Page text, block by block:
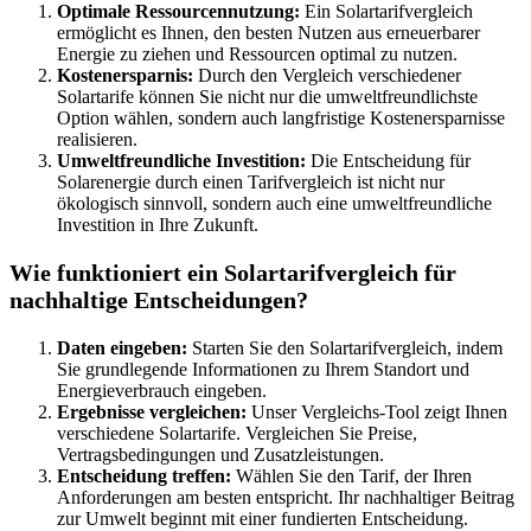
Optimale Ressourcennutzung: Ein Solartarifvergleich
ermöglicht es Ihnen, den besten Nutzen aus erneuerbarer
Energie zu ziehen und Ressourcen optimal zu nutzen.
Kostenersparnis: Durch den Vergleich verschiedener
Solartarife können Sie nicht nur die umweltfreundlichste
Option wählen, sondern auch langfristige Kostenersparnisse
realisieren.
Umweltfreundliche Investition: Die Entscheidung für
Solarenergie durch einen Tarifvergleich ist nicht nur
ökologisch sinnvoll, sondern auch eine umweltfreundliche
Investition in Ihre Zukunft.
Wie funktioniert ein Solartarifvergleich für
nachhaltige Entscheidungen?
Daten eingeben: Starten Sie den Solartarifvergleich, indem
Sie grundlegende Informationen zu Ihrem Standort und
Energieverbrauch eingeben.
Ergebnisse vergleichen: Unser Vergleichs-Tool zeigt Ihnen
verschiedene Solartarife. Vergleichen Sie Preise,
Vertragsbedingungen und Zusatzleistungen.
Entscheidung treffen: Wählen Sie den Tarif, der Ihren
Anforderungen am besten entspricht. Ihr nachhaltiger Beitrag
zur Umwelt beginnt mit einer fundierten Entscheidung.